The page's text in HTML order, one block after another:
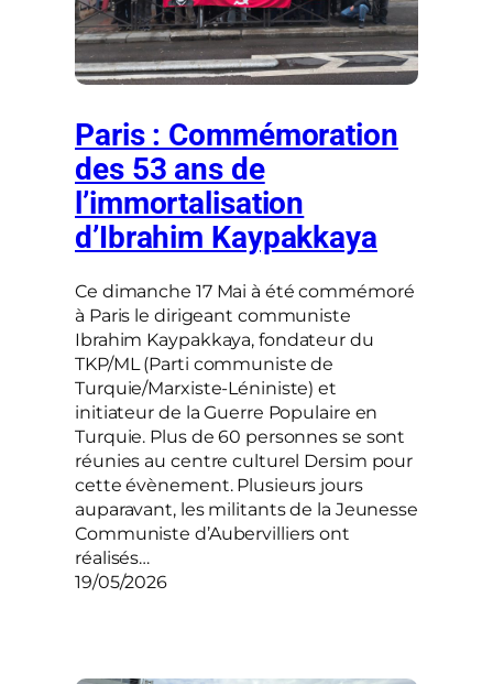
Paris : Commémoration
des 53 ans de
l’immortalisation
d’Ibrahim Kaypakkaya
Ce dimanche 17 Mai à été commémoré
à Paris le dirigeant communiste
Ibrahim Kaypakkaya, fondateur du
TKP/ML (Parti communiste de
Turquie/Marxiste-Léniniste) et
initiateur de la Guerre Populaire en
Turquie. Plus de 60 personnes se sont
réunies au centre culturel Dersim pour
cette évènement. Plusieurs jours
auparavant, les militants de la Jeunesse
Communiste d’Aubervilliers ont
réalisés…
19/05/2026